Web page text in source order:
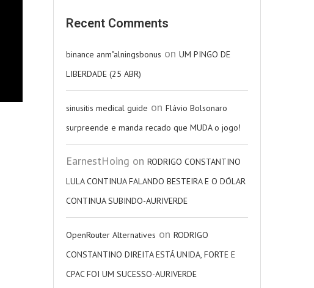
Recent Comments
binance anm"alningsbonus on UM PINGO DE
LIBERDADE (25 ABR)
sinusitis medical guide on Flávio Bolsonaro
surpreende e manda recado que MUDA o jogo!
EarnestHoing on RODRIGO CONSTANTINO
LULA CONTINUA FALANDO BESTEIRA E O DÓLAR
CONTINUA SUBINDO-AURIVERDE
OpenRouter Alternatives on RODRIGO
CONSTANTINO DIREITA ESTÁ UNIDA, FORTE E
CPAC FOI UM SUCESSO-AURIVERDE